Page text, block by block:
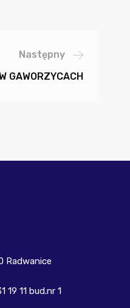
Następny
GAWORZYCACH
Radwanice
19 11 bud.nr 1